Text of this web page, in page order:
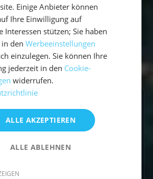
Asked Questions
Einige Anbieter können
Ihre Einwilligung auf
Interessen stützen; Sie haben
in denWerbeeinstellungen
einzulegen. Sie können Ihre
jederzeit in den Cookie-
widerrufen.
ALLE AKZEPTIEREN
ALLE ABLEHNEN